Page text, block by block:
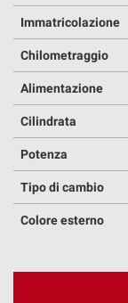
Immatricolazione
Chilometraggio
Alimentazione
Cilindrata
Potenza
Tipo di cambio
Colore esterno
svolgere
le
attività
di
descritte.
Per
maggiori
informazioni
sull'utilità
e
sul
questi